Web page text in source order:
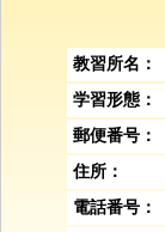
教習所名：
学習形態：
郵便番号：
住所：
電話番号：